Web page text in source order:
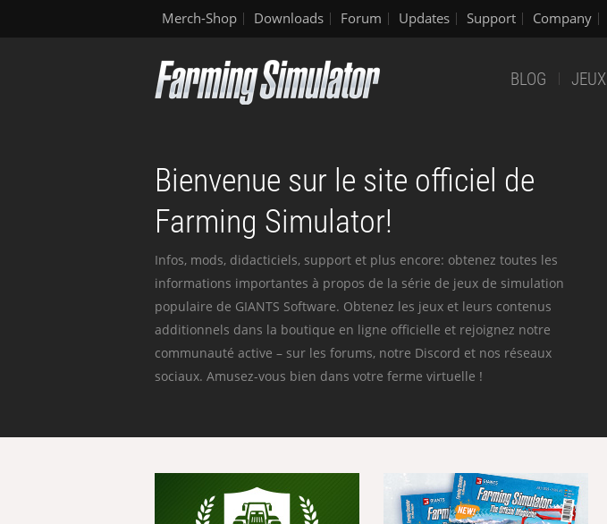
Merch-Shop Downloads Forum Updates Support Company
BLOG JEUX
Bienvenue sur le site officiel de
Farming Simulator!
Infos, mods, didacticiels, support et plus encore: obtenez toutes les
informations importantes à propos de la série de jeux de simulation
populaire de GIANTS Software. Obtenez les jeux et leurs contenus
additionnels dans la boutique en ligne officielle et rejoignez notre
communauté active – sur les forums, notre Discord et nos réseaux
sociaux. Amusez-vous bien dans votre ferme virtuelle !